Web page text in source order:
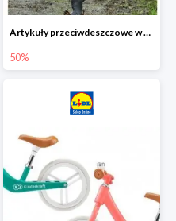
Artykuły przeciwdeszczowe w Lodilu Online do -50%
50%